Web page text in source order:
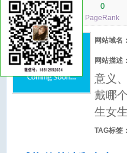
1124
人气指数
0
PageRank
网站域名：
网站描述：
意义
戴哪
生女
TAG标签：